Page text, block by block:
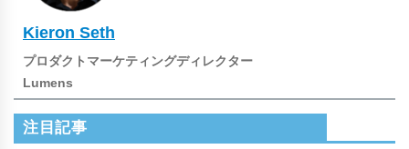
Kieron Seth
プロダクトマーケティングディレクター
Lumens
注目記事